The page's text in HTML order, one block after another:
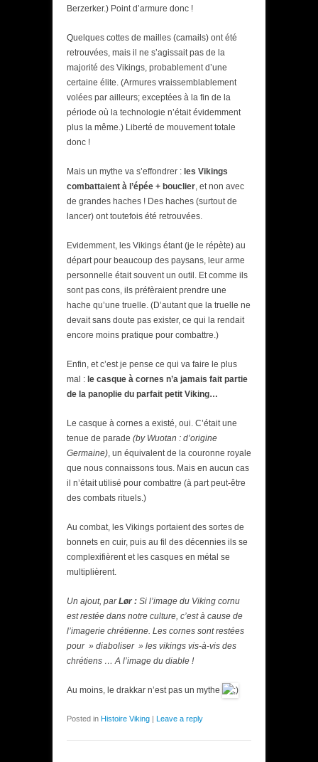
Berzerker.) Point d’armure donc !
Quelques cottes de mailles (camails) ont été
retrouvées, mais il ne s’agissait pas de la
majorité des Vikings, probablement d’une
certaine élite. (Armures vraissemblablement
volées par ailleurs; exceptées à la fin de la
période où la technologie n’était évidemment
plus la même.) Liberté de mouvement totale
donc !
Mais un mythe va s’effondrer : les Vikings
combattaient à l’épée + bouclier, et non avec
de grandes haches ! Des haches (surtout de
lancer) ont toutefois été retrouvées.
Evidemment, les Vikings étant (je le répète) au
départ pour beaucoup des paysans, leur arme
personnelle était souvent un outil. Et comme ils
sont pas cons, ils préfèraient prendre une
hache qu’une truelle. (D’autant que la truelle ne
devait sans doute pas exister, ce qui la rendait
encore moins pratique pour combattre.)
Enfin, et c’est je pense ce qui va faire le plus
mal : le casque à cornes n’a jamais fait partie
de la panoplie du parfait petit Viking…
Le casque à cornes a existé, oui. C’était une
tenue de parade (by Wuotan : d’origine
Germaine), un équivalent de la couronne royale
que nous connaissons tous. Mais en aucun cas
il n’était utilisé pour combattre (à part peut-être
des combats rituels.)
Au combat, les Vikings portaient des sortes de
bonnets en cuir, puis au fil des décennies ils se
complexifièrent et les casques en métal se
multiplièrent.
Un ajout, parLør : Si l’image du Viking cornu
est restée dans notre culture, c’est à cause de
l’imagerie chrétienne. Les cornes sont restées
pour » diaboliser » les vikings vis-à-vis des
chrétiens … A l’image du diable !
Au moins, le drakkar n’est pas un mythe
Posted in Histoire Viking Leave a reply